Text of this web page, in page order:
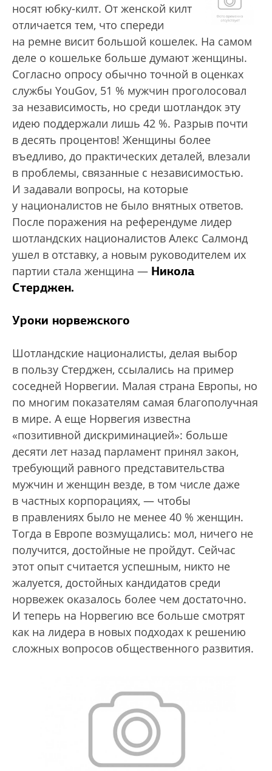
носят юбку-килт. От женской килт
отличается тем, что спереди
на ремне висит большой кошелек. На самом
деле о кошельке больше думают женщины.
Согласно опросу обычно точной в оценках
службы YouGov, 51 % мужчин проголосовал
за независимость, но среди шотландок эту
идею поддержали лишь 42 %. Разрыв почти
в десять процентов! Женщины более
въедливо, до практических деталей, влезали
в проблемы, связанные с независимостью.
И задавали вопросы, на которые
у националистов не было внятных ответов.
После поражения на референдуме лидер
шотландских националистов Алекс Салмонд
ушел в отставку, а новым руководителем их
партии стала женщина — Никола
Стерджен.
Уроки норвежского
Шотландские националисты, делая выбор
в пользу Стерджен, ссылались на пример
соседней Норвегии. Малая страна Европы, но
по многим показателям самая благополучная
в мире. А еще Норвегия известна
«позитивной дискриминацией»: больше
десяти лет назад парламент принял закон,
требующий равного представительства
мужчин и женщин везде, в том числе даже
в частных корпорациях, — чтобы
в правлениях было не менее 40 % женщин.
Тогда в Европе возмущались: мол, ничего не
получится, достойные не пройдут. Сейчас
этот опыт считается успешным, никто не
жалуется, достойных кандидатов среди
норвежек оказалось более чем достаточно.
И теперь на Норвегию все больше смотрят
как на лидера в новых подходах к решению
сложных вопросов общественного развития.